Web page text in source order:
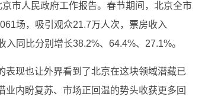
市人民政府工作报告。春节期间，北京全市
场，吸引观众21.7万人次，票房收入
同比分别增长38.2%、64.4%、27.1%。
表现也让外界看到了北京在这块领域潜藏已
内盼复苏、市场正回温的势头收获更多回